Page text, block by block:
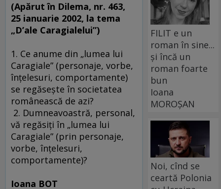
(Apărut în Dilema, nr. 463,
25 ianuarie 2002, la tema
„D’ale Caragialelui”)
1. Ce anume din „lumea lui
Caragiale” (personaje, vorbe,
înţelesuri, comportamente)
se regăseşte în societatea
românească de azi?
2. Dumneavoastră, personal,
vă regăsiţi în „lumea lui
Caragiale” (prin personaje,
vorbe, înţelesuri,
comportamente)?
Ioana BOT
FILIT e un
roman în sine...
și încă un
roman foarte
bun
Ioana
MOROȘAN
Noi, cînd se
ceartă Polonia